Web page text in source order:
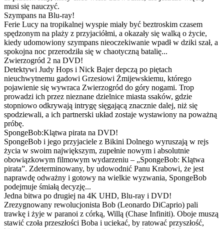
musi się nauczyć.
Szympans na Blu-ray!
Ferie Lucy na tropikalnej wyspie miały być beztroskim czasem
spędzonym na plaży z przyjaciółmi, a okazały się walką o życie,
kiedy udomowiony szympans nieoczekiwanie wpadł w dziki szał, a
spokojna noc przerodziła się w chaotyczną batalię...
Zwierzogród 2 na DVD!
Detektywi Judy Hops i Nick Bajer depczą po piętach
nieuchwytnemu gadowi Grzesiowi Żmijewskiemu, którego
pojawienie się wywraca Zwierzogród do góry nogami. Trop
prowadzi ich przez nieznane dzielnice miasta ssaków, gdzie
stopniowo odkrywają intrygę sięgającą znacznie dalej, niż się
spodziewali, a ich partnerski układ zostaje wystawiony na poważną
próbę.
SpongeBob:Klątwa pirata na DVD!
SpongeBob i jego przyjaciele z Bikini Dolnego wyruszają w rejs
życia w swoim największym, zupełnie nowym i absolutnie
obowiązkowym filmowym wydarzeniu – „SpongeBob: Klątwa
pirata”. Zdeterminowany, by udowodnić Panu Krabowi, że jest
naprawdę odważny i gotowy na wielkie wyzwania, SpongeBob
podejmuje śmiałą decyzję...
Jedna bitwa po drugiej na 4K UHD, Blu-ray i DVD!
Zrezygnowany rewolucjonista Bob (Leonardo DiCaprio) pali
trawkę i żyje w paranoi z córką, Willą (Chase Infiniti). Oboje muszą
stawić czoła przeszłości Boba i uciekać, by ratować przyszłość,